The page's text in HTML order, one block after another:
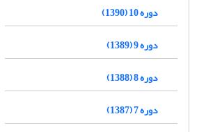
دوره 10 (1390)
دوره 9 (1389)
دوره 8 (1388)
دوره 7 (1387)